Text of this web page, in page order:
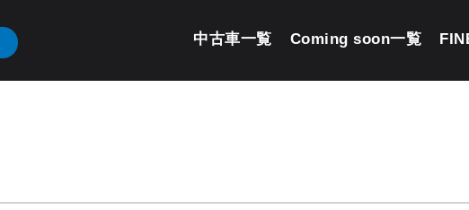
中古車一覧 Coming soon一覧